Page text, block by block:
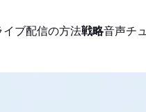
イブ配信の方法戦略音声チ